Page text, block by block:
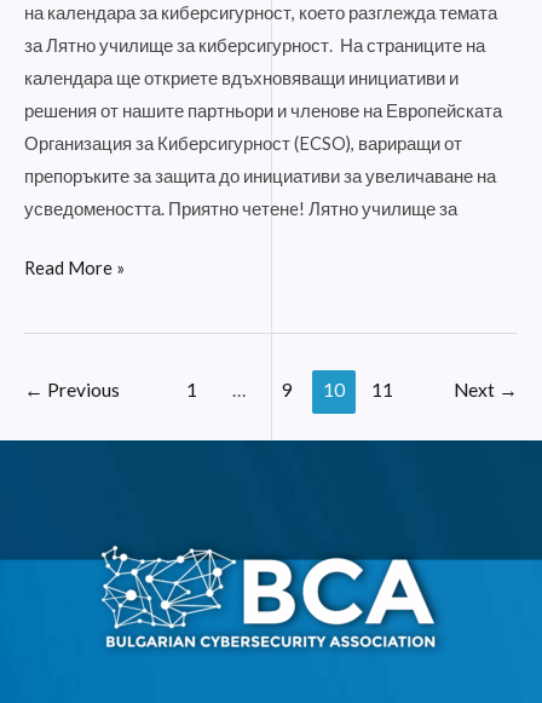
на календара за киберсигурност, което разглежда темата
за Лятно училище за киберсигурност. На страниците на
календара ще откриете вдъхновяващи инициативи и
решения от нашите партньори и членове на Европейската
Организация за Киберсигурност (ECSO), вариращи от
препоръките за защита до инициативи за увеличаване на
усведомеността. Приятно четенe! Лятно училище за
Read More »
← Previous 1 … 9 10 11 Next →